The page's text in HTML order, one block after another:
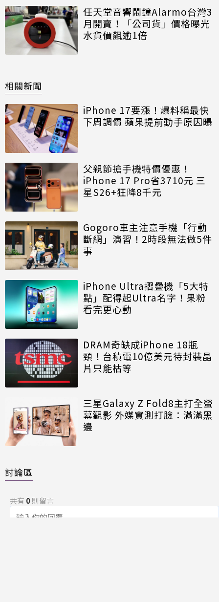
任天堂音響鬧鐘Alarmo台灣3
月開賣！「公司貨」價格曝光
水貨價飆逾1倍
相關新聞
iPhone 17要漲！爆料稱最快
下周調價 蘋果提前動手原因曝
父親節搶手機特價優惠！
iPhone 17 Pro省3710元 三
星S26+狂降8千元
Gogoro車主注意手機「行動
斷網」演習！2時段無法做5件
事
iPhone Ultra摺疊機「5大特
點」配得起Ultra名字！果粉
看完更心動
DRAM奇缺成iPhone 18瓶
頸！台積電10億美元待封裝晶
片只能枯等
三星Galaxy Z Fold8主打全螢
幕觀影 外媒實測打臉：滿滿黑
邊
討論區
共有 0則留言